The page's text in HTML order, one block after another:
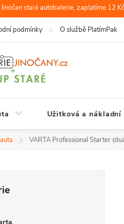
staré autobaterie, zaplatíme 12
podmínky O službě PlatímPak
Užitková a nákladní
VARTA Professional Starter